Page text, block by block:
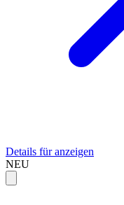
Details für anzeigen
NEU